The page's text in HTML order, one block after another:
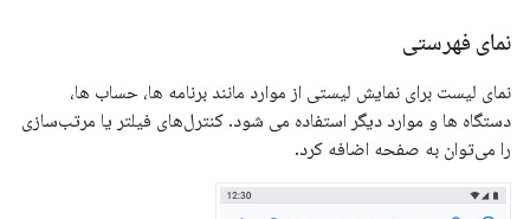
نمای فهرستی
نمای لیست برای نمایش لیستی از موارد مانند برنامه ها، حساب ها،
دستگاه ها و موارد دیگر استفاده می شود. کنترل‌های فیلتر یا مرتب‌سازی
را می‌توان به صفحه اضافه کرد.